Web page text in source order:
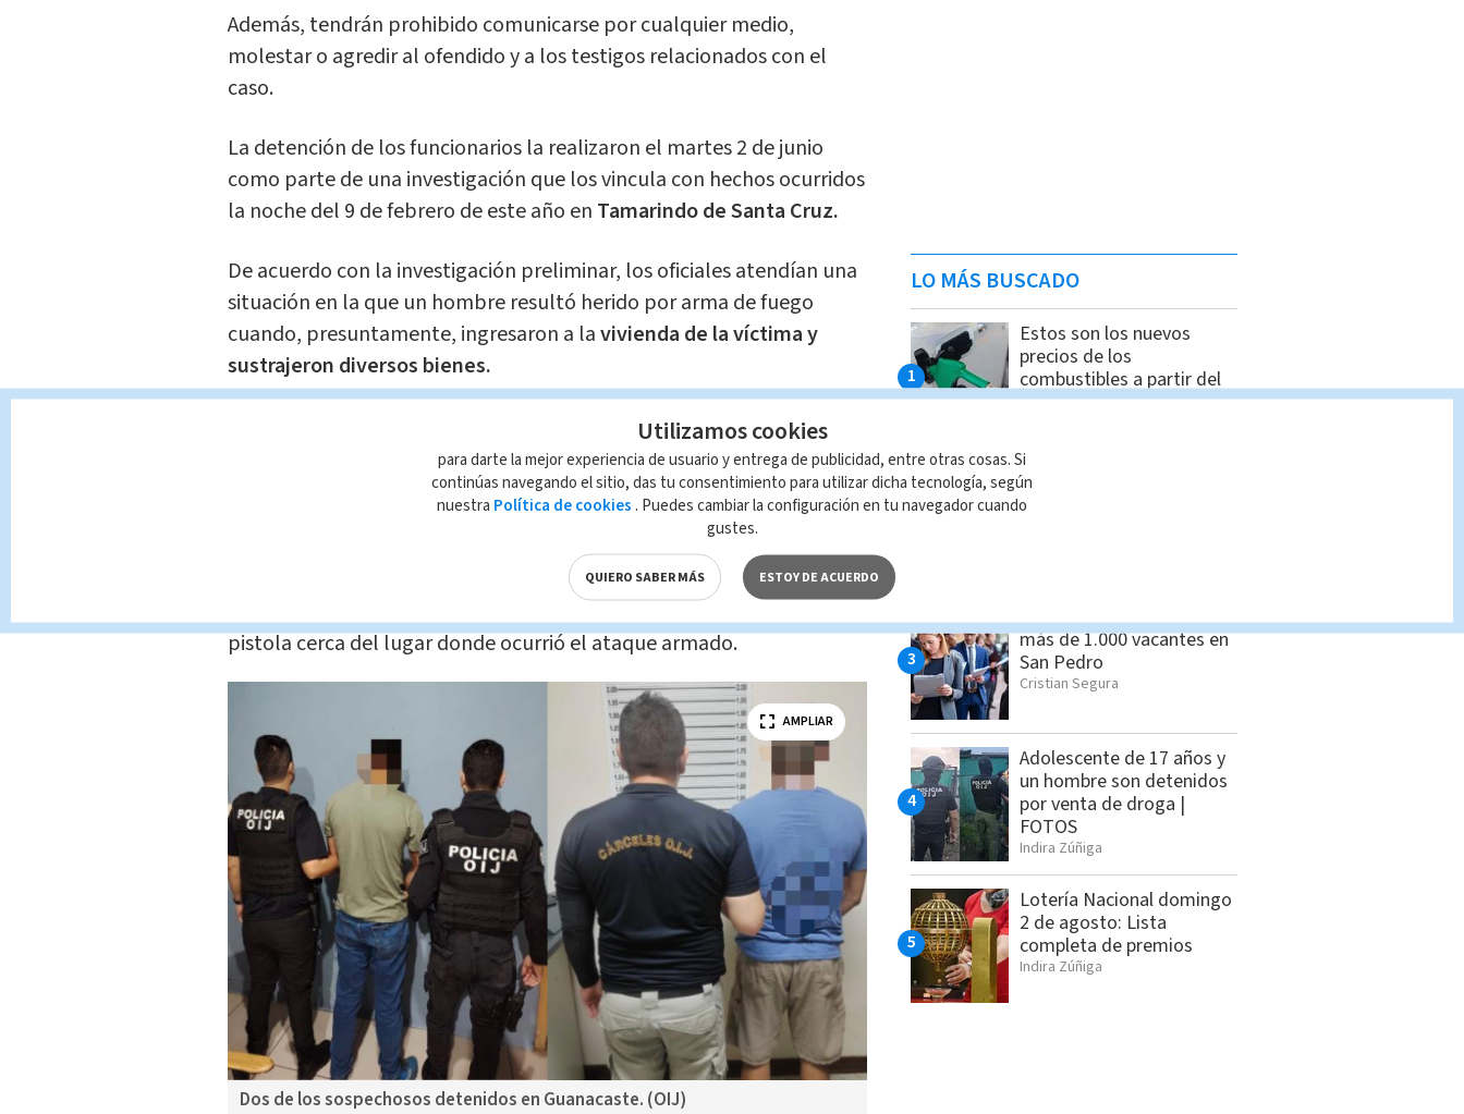
Además, tendrán prohibido comunicarse por cualquier medio,
molestar o agredir al ofendido y a los testigos relacionados con el
caso.
La detención de los funcionarios la realizaron el martes 2 de junio
como parte de una investigación que los vincula con hechos ocurridos
la noche del 9 de febrero de este año en Tamarindo de Santa Cruz.
De acuerdo con la investigación preliminar, los oficiales atendían una
situación en la que un hombre resultó herido por arma de fuego
cuando, presuntamente, ingresaron a lavivienda de la víctima y
sustrajeron diversos bienes.
Entre los objetos que habrían sido sustraídos encuentran una
escopeta, una pistola, una mochila que contenía tres kilos de
₡1.920.000 en efectivo, perfumes y una botella de
La Fiscalía sostiene que minutos después los sospechosos devolvieron
pistola cerca del lugar donde ocurrió el ataque armado.
Dos de los sospechosos detenidos en Guanacaste. (OIJ)
AMPLIAR
LO MÁS BUSCADO
Estos son los nuevos
precios de los
combustibles a partir del
jueves 6 de agosto
Dólar en Costa Rica: Tipo
de cambio para este
Feria de empleo reunirá
más de 1.000 vacantes en
San Pedro
Cristian Segura
Adolescente de 17 años y
un hombre son detenidos
por venta de droga |
FOTOS
Indira Zúñiga
Lotería Nacional domingo
2 de agosto: Lista
completa de premios
Indira Zúñiga
Utilizamos cookies
para darte la mejor experiencia de usuario y entrega de publicidad, entre otras cosas. Si
continúas navegando el sitio, das tu consentimiento para utilizar dicha tecnología, según
nuestra Política de cookies . Puedes cambiar la configuración en tu navegador cuando
gustes.
QUIERO SABER MÁS ESTOY DE ACUERDO